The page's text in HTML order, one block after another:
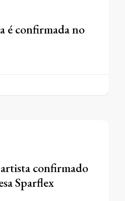
é confirmada no
confirmado
Sparflex